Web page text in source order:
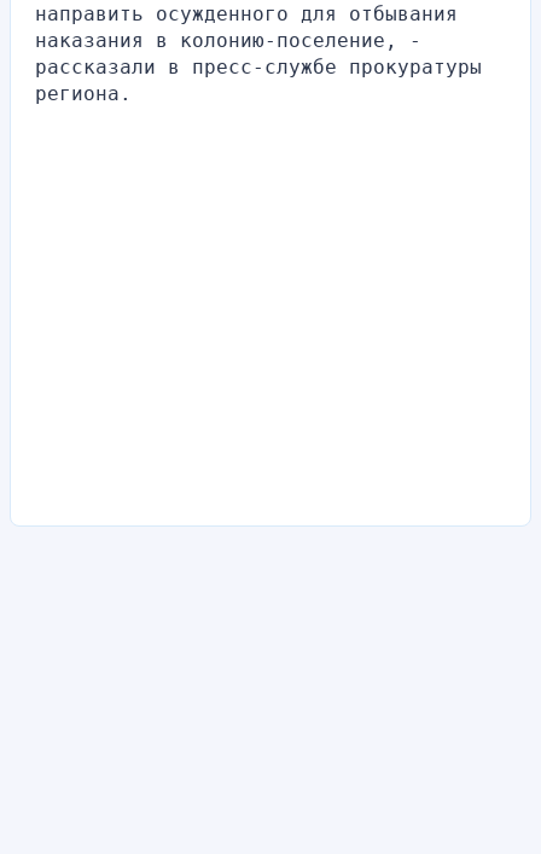
направить осужденного для отбывания
наказания в колонию-поселение, -
рассказали в пресс-службе прокуратуры
региона.